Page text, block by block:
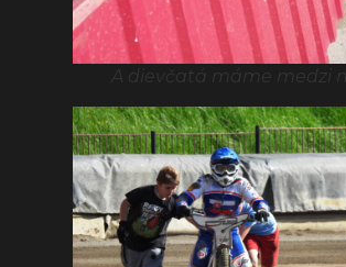
A dievčatá máme medzi